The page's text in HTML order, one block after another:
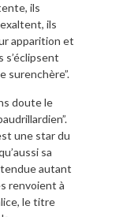
ils
ils
apparition et
s’éclipsent
surenchère”.
doute le
une star du
sa
autant
renvoient à
le titre